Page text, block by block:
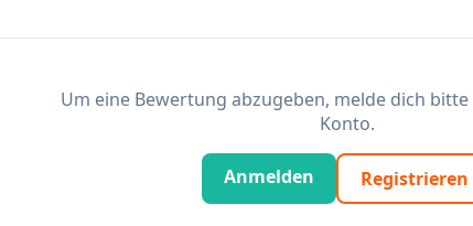
Um eine Bewertung abzugeben, melde dich
Konto.
Anmelden Registrieren